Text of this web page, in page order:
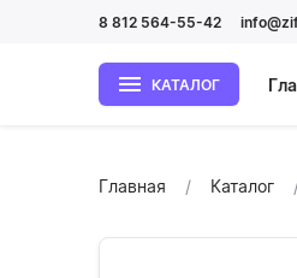
8 812 564-55-42
КАТАЛОГ
Главная Каталог